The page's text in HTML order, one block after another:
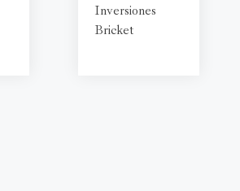
Inversiones
Bricket